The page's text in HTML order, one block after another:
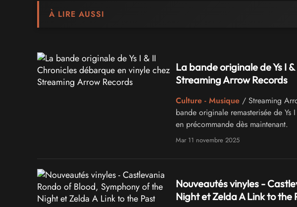
À LIRE AUSSI
La bande originale de Ys I
Streaming Arrow Records
Culture - Musique/ Streaming
bande originale remasterisée de
en précommande dès maintenant.
Mar 11 novembre 2025
Nouveautés vinyles -
Night et Zelda A Link to the